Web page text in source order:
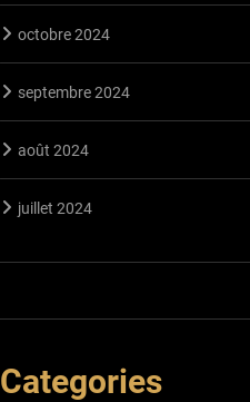
octobre 2024
septembre 2024
août 2024
juillet 2024
Categories